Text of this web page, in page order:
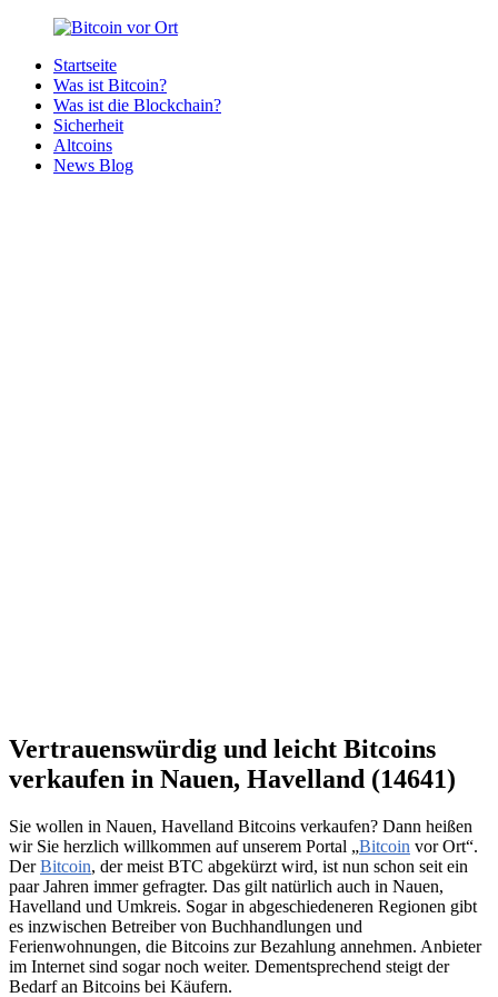
Zurück
Inhalt
Bitcoin
Bitcoins
deiner
Region
Startseite
Was ist Bitcoin?
Was ist die Blockchain?
Sicherheit
Altcoins
News Blog
Vertrauenswürdig und leicht Bitcoins
verkaufen in Nauen, Havelland (14641)
Sie wollen in Nauen, Havelland Bitcoins verkaufen? Dann heißen
wir Sie herzlich willkommen auf unserem Portal „Bitcoin vor Ort“.
DerBitcoin, der meist BTC abgekürzt wird, ist nun schon seit ein
paar Jahren immer gefragter. Das gilt natürlich auch in Nauen,
Havelland und Umkreis. Sogar in abgeschiedeneren Regionen gibt
es inzwischen Betreiber von Buchhandlungen und
Ferienwohnungen, die Bitcoins zur Bezahlung annehmen. Anbieter
im Internet sind sogar noch weiter. Dementsprechend steigt der
Bedarf an Bitcoins bei Käufern.